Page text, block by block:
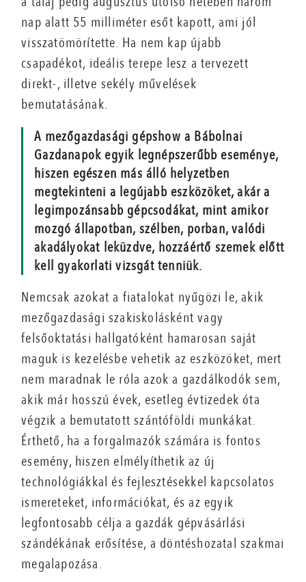
nap alatt 55 milliméter esőt kapott, ami jól
visszatömörítette. Ha nem kap újabb
csapadékot, ideális terepe lesz a tervezett
direkt-, illetve sekély művelések
bemutatásának.
A mezőgazdasági gépshow a Bábolnai
Gazdanapok egyik legnépszerűbb eseménye,
hiszen egészen más álló helyzetben
megtekinteni a legújabb eszközöket, akár a
legimpozánsabb gépcsodákat, mint amikor
mozgó állapotban, szélben, porban, valódi
akadályokat leküzdve, hozzáértő szemek előtt
kell gyakorlati vizsgát tenniük.
Nemcsak azokat a fiatalokat nyűgözi le, akik
mezőgazdasági szakiskolásként vagy
felsőoktatási hallgatóként hamarosan saját
maguk is kezelésbe vehetik az eszközöket, mert
nem maradnak le róla azok a gazdálkodók sem,
akik már hosszú évek, esetleg évtizedek óta
végzik a bemutatott szántóföldi munkákat.
Érthető, ha a forgalmazók számára is fontos
esemény, hiszen elmélyíthetik az új
technológiákkal és fejlesztésekkel kapcsolatos
ismereteket, információkat, és az egyik
legfontosabb célja a gazdák gépvásárlási
szándékának erősítése, a döntéshozatal szakmai
megalapozása.